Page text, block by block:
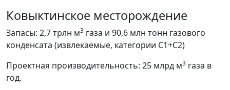
Ковыктинское месторождение
Запасы: 2,7 трлн м3 газа и 90,6 млн тонн газового
конденсата (извлекаемые, категории С1+С2)
Проектная производительность: 25 млрд м3 газа в
год.